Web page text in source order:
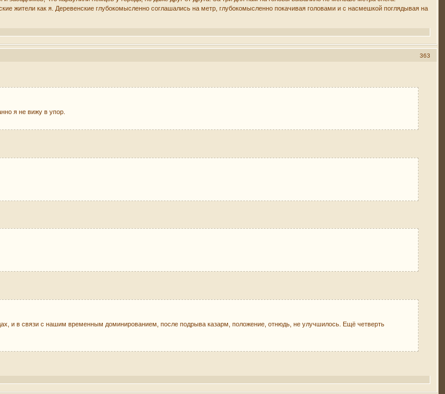
жители как я. Деревенские глубокомысленно соглашались на метр, глубокомысленно покачивая головами и с насмешкой поглядывая на
363
я не вижу в упор.
и в связи с нашим временным доминированием, после подрыва казарм, положение, отнюдь, не улучшилось. Ещё четверть